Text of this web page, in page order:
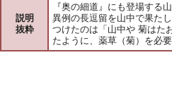
説明
抜粋
『奥の細道』にも登場する
異例の長逗留を山中で果た
つけたのは「山中や 菊はた
たように、薬草（菊）を必